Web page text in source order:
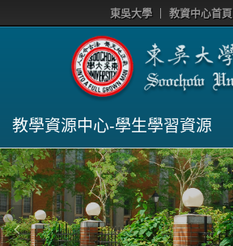
東吳大學 教資中心首頁
教學資源中心-學生學習資源